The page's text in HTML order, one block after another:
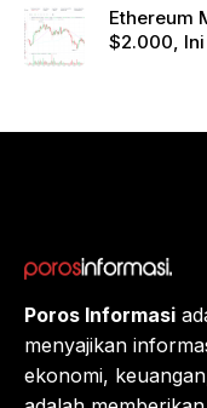
rk
Gande
ng
Eropa,
Ethereum
$2.000,
Poros Informasi
menyajikan
ekonomi,